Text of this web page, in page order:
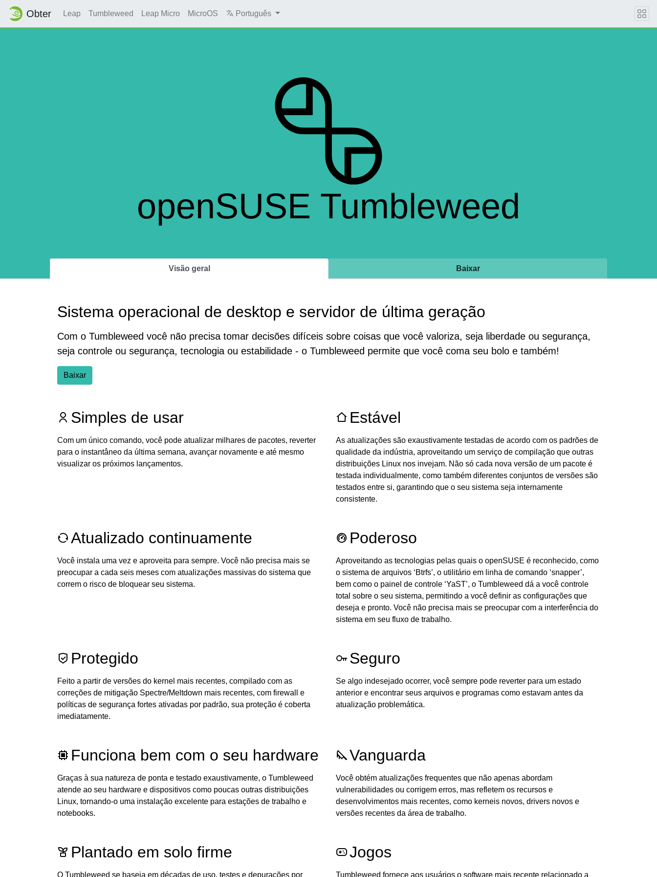
Obter Leap Tumbleweed Leap Micro MicroOS Português
openSUSE Tumbleweed
Visão geral Baixar
Sistema operacional de desktop e servidor de última geração
Com o Tumbleweed você não precisa tomar decisões difíceis sobre coisas que você valoriza, seja liberdade ou segurança,
seja controle ou segurança, tecnologia ou estabilidade - o Tumbleweed permite que você coma seu bolo e também!
Baixar
Simples de usar
Com um único comando, você pode atualizar milhares de pacotes, reverter
para o instantâneo da última semana, avançar novamente e até mesmo
visualizar os próximos lançamentos.
Estável
As atualizações são exaustivamente testadas de acordo com os padrões de
qualidade da indústria, aproveitando um serviço de compilação que outras
distribuições Linux nos invejam. Não só cada nova versão de um pacote é
testada individualmente, como também diferentes conjuntos de versões são
testados entre si, garantindo que o seu sistema seja internamente
consistente.
Atualizado continuamente
Você instala uma vez e aproveita para sempre. Você não precisa mais se
preocupar a cada seis meses com atualizações massivas do sistema que
correm o risco de bloquear seu sistema.
Poderoso
Aproveitando as tecnologias pelas quais o openSUSE é reconhecido, como
o sistema de arquivos ‘Btrfs’, o utilitário em linha de comando ‘snapper’,
bem como o painel de controle ‘YaST’, o Tumbleweed dá a você controle
total sobre o seu sistema, permitindo a você definir as configurações que
deseja e pronto. Você não precisa mais se preocupar com a interferência do
sistema em seu fluxo de trabalho.
Protegido
Feito a partir de versões do kernel mais recentes, compilado com as
correções de mitigação Spectre/Meltdown mais recentes, com firewall e
políticas de segurança fortes ativadas por padrão, sua proteção é coberta
imediatamente.
Seguro
Se algo indesejado ocorrer, você sempre pode reverter para um estado
anterior e encontrar seus arquivos e programas como estavam antes da
atualização problemática.
Funciona bem com o seu hardware
Graças à sua natureza de ponta e testado exaustivamente, o Tumbleweed
atende ao seu hardware e dispositivos como poucas outras distribuições
Linux, tornando-o uma instalação excelente para estações de trabalho e
notebooks.
Vanguarda
Você obtém atualizações frequentes que não apenas abordam
vulnerabilidades ou corrigem erros, mas refletem os recursos e
desenvolvimentos mais recentes, como kerneis novos, drivers novos e
versões recentes da área de trabalho.
Plantado em solo firme
O Tumbleweed se baseia em décadas de uso, testes e depurações por
Jogos
Tumbleweed fornece aos usuários o software mais recente relacionado a